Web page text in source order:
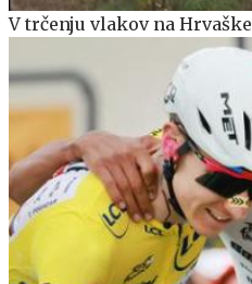
V trčenju vlakov na